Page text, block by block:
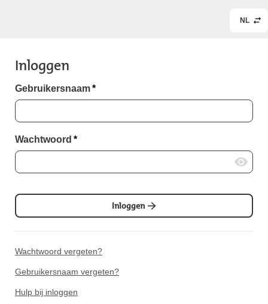
NL
Inloggen
Gebruikersnaam*
Wachtwoord *
Inloggen
Wachtwoord vergeten?
Gebruikersnaam vergeten?
Hulp bij inloggen